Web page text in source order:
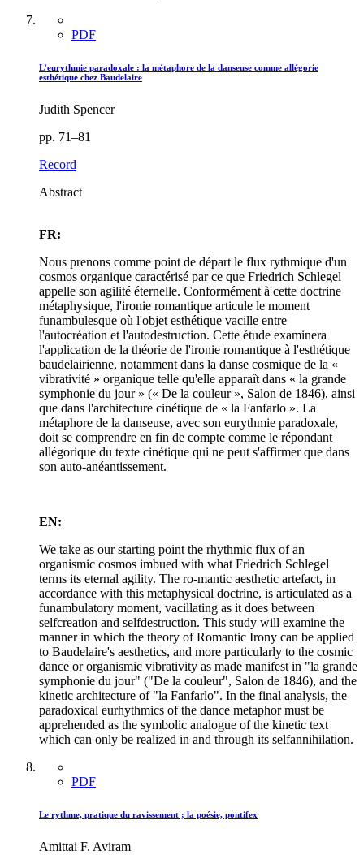
PDF
L’eurythmie paradoxale : la métaphore de la danseuse comme allégorie
esthétique chez Baudelaire
Judith Spencer
pp. 71–81
Record
Abstract
FR:
Nous prenons comme point de départ le flux rythmique d'un
cosmos organique caractérisé par ce que Friedrich Schlegel
appelle son agilité éternelle. Conformément à cette doctrine
métaphysique, l'ironie romantique articule le moment
funambulesque où l'objet esthétique vacille entre
l'autocréation et l'autodestruction. Cette étude examinera
l'application de la théorie de l'ironie romantique à l'esthétique
baudelairienne, notamment dans la danse cosmique de la «
vibrativité » organique telle qu'elle apparaît dans « la grande
symphonie du jour » (« De la couleur », Salon de 1846), ainsi
que dans l'architecture cinétique de « la Fanfarlo ». La
métaphore de la danseuse, avec son eurythmie paradoxale,
doit se comprendre en fin de compte comme le répondant
allégorique du texte cinétique qui ne peut s'affirmer que dans
son auto-anéantissement.
EN:
We take as our starting point the rhythmic flux of an
organismic cosmos imbued with what Friedrich Schlegel
terms its eternal agility. The ro-mantic aesthetic artefact, in
accordance with this metaphysical doctrine, is articulated as a
funambulatory moment, vacillating as it does between
selfcreation and selfdestruction. This study will examine the
manner in which the theory of Romantic Irony can be applied
to Baudelaire's aesthetics, and more particularly to the cosmic
dance or organismic vibrativity as made manifest in "la grande
symphonie du jour" ("De la couleur", Salon de 1846), and the
kinetic architecture of "la Fanfarlo". In the final analysis, the
paradoxical eurhythmics of the dance metaphor must be
apprehended as the symbolic analogue of the kinetic text
which can only be realized in and through its selfannihilation.
PDF
Le rythme, pratique du ravissement ; la poésie, pontifex
Amittai F. Aviram